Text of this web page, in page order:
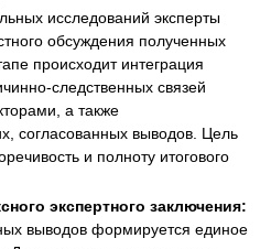
исследований эксперты
обсуждения полученных
происходит интеграция
следственных связей
а также
согласованных выводов. Цель
и полноту итогового
экспертного заключения:
выводов формируется единое